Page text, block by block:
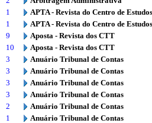
1
APTA - Revista do Centro de
1
APTA - Revista do Centro de
9
Aposta - Revista dos CTT
10
Aposta - Revista dos CTT
3
Anuário Tribunal de Contas
3
Anuário Tribunal de Contas
3
Anuário Tribunal de Contas
3
Anuário Tribunal de Contas
2
Anuário Tribunal de Contas
1
Anuário Tribunal de Contas